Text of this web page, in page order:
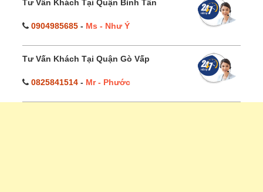
Tư Vấn Khách Tại Quận Bình Tân
0904985685 - Ms - Như Ý
Tư Vấn Khách Tại Quận Gò Vấp
0825841514 - Mr - Phước